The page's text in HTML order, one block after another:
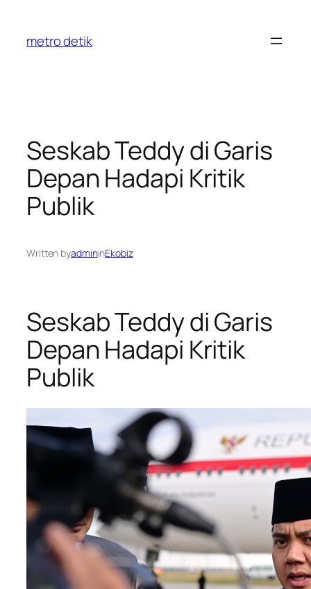
content
metro detik
Seskab Teddy di Garis
Depan Hadapi Kritik
Publik
Written byadmininEkobiz
Seskab Teddy di Garis
Depan Hadapi Kritik
Publik